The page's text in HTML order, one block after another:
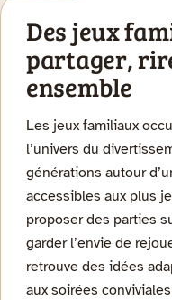
Des jeux
partager,
ensemble
Les jeux familiaux
l’univers du
générations autour
accessibles aux plus
proposer des parties
garder l’envie de
retrouve des idées
aux soirées